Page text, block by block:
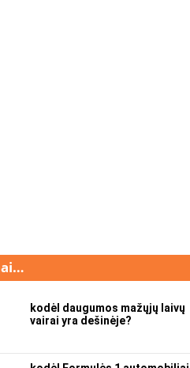
kodėl daugumos mažųjų laivų
vairai yra dešinėje?